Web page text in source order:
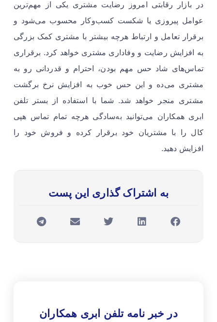
در بازار رقابتی امروز رضایت مشتری یکی از مهم‌ترین
عوامل پیروزی یا شکست کسب‌وکار محسوب می‌شود و
برقرار تعامل و ارتباط هرچه بیشتر با مشتری کمک بزرگی
به افزایش رضایت و وفاداری مشتری خواهد کرد. برقراری
تماس‌های شاد حس مهم بودن، احترام و قدردانی رو به
مشتری می‌ده و این حس خوب به افزایش نرخ برگشت
مشتری منجر خواهد شد. شما با استفاده از بستر تلفن
ابری همکاران می‌توانید به‌سادگی هرچه تمام تماس هپی
کال را با مشتریان خود برقرار کرده و فروش خود را
افزایش دهید.
به اشتراک گذاری این پست
در خبر نامه تلفن ابری همکاران